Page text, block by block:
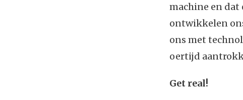
machine en
ontwikkelen
ons met
oertijd
Get real!